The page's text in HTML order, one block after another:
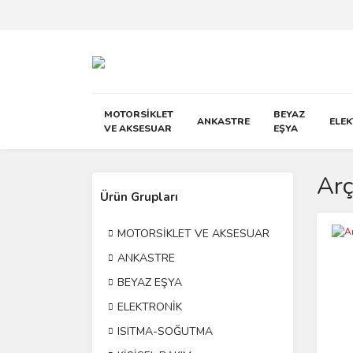
MOTORSİKLET
VE AKSESUAR
ANKASTRE
BEYAZ
EŞYA
Ürün Grupları
MOTORSİKLET VE AKSESUAR
ANKASTRE
BEYAZ EŞYA
ELEKTRONİK
ISITMA-SOĞUTMA